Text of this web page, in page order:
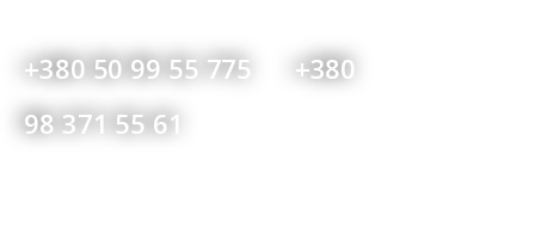
+380 50 99 55 775 ‎‎‎‎ ‎ ‎ ‎ ‎ +380
98 371 55 61